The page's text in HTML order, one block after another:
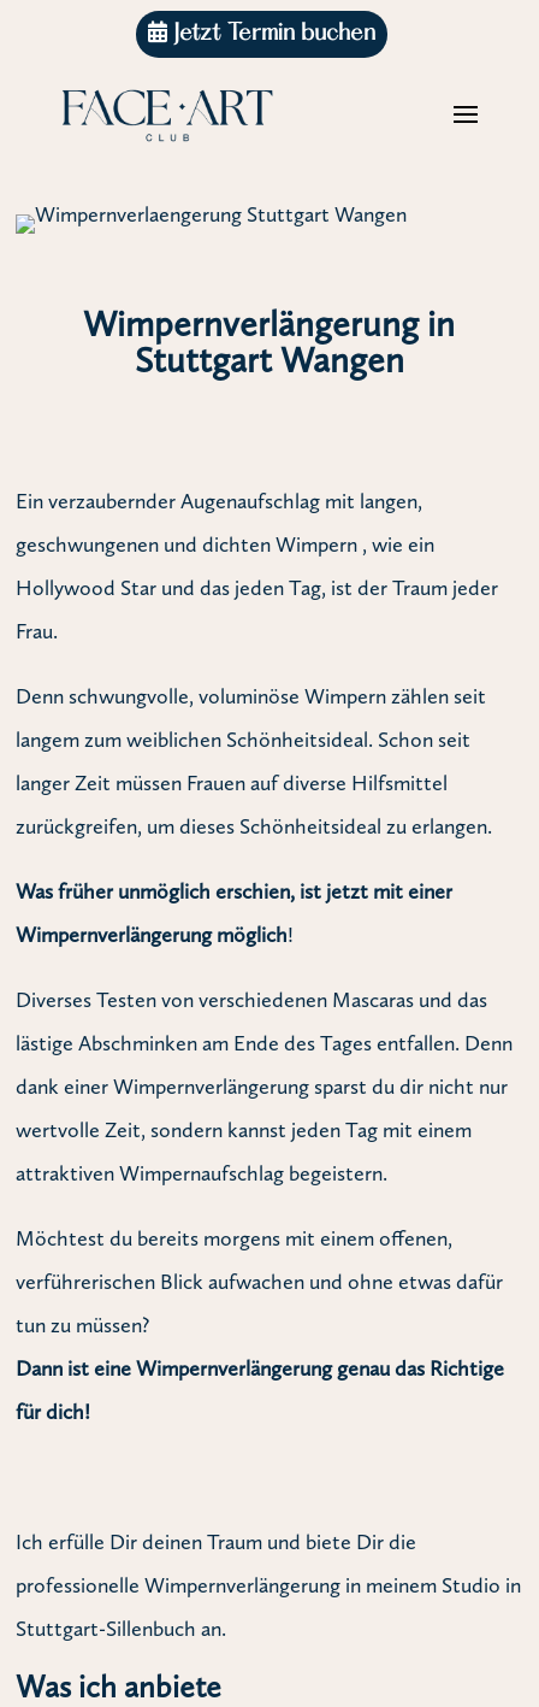
Jetzt Termin buchen
Wimpernverlängerung in
Stuttgart Wangen
Ein verzaubernder Augenaufschlag mit langen,
geschwungenen und dichten Wimpern , wie ein
Hollywood Star und das jeden Tag, ist der Traum jeder
Frau.
Denn schwungvolle, voluminöse Wimpern zählen seit
langem zum weiblichen Schönheitsideal. Schon seit
langer Zeit müssen Frauen auf diverse Hilfsmittel
zurückgreifen, um dieses Schönheitsideal zu erlangen.
Was früher unmöglich erschien, ist jetzt mit einer
Wimpernverlängerung möglich!
Diverses Testen von verschiedenen Mascaras und das
lästige Abschminken am Ende des Tages entfallen. Denn
dank einer Wimpernverlängerung sparst du dir nicht nur
wertvolle Zeit, sondern kannst jeden Tag mit einem
attraktiven Wimpernaufschlag begeistern.
Möchtest du bereits morgens mit einem offenen,
verführerischen Blick aufwachen und ohne etwas dafür
tun zu müssen?
Dann ist eine Wimpernverlängerung genau das Richtige
für dich!
Ich erfülle Dir deinen Traum und biete Dir die
professionelle Wimpernverlängerung in meinem Studio in
Stuttgart-Sillenbuch an.
Was ich anbiete